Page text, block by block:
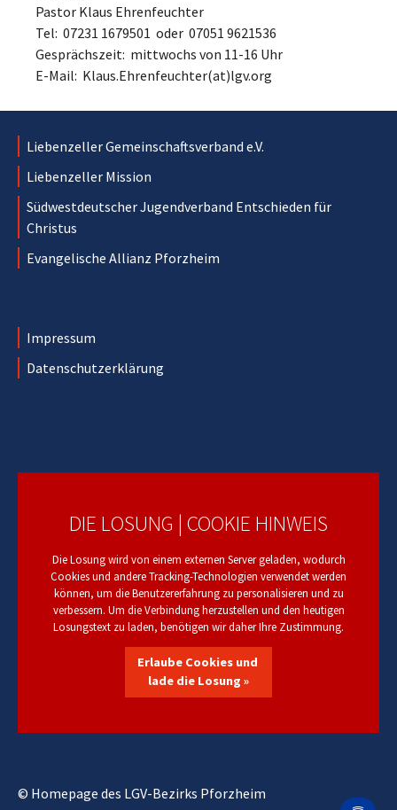
Pastor Klaus Ehrenfeuchter
Tel: 07231 1679501 oder 07051 9621536
Gesprächszeit: mittwochs von 11-16 Uhr
E-Mail: Klaus.Ehrenfeuchter(at)lgv.org
Liebenzeller Gemeinschaftsverband e.V.
Liebenzeller Mission
Südwestdeutscher Jugendverband Entschieden für
Christus
Evangelische Allianz Pforzheim
Impressum
Datenschutzerklärung
DIE LOSUNG | COOKIE HINWEIS
Die Losung wird von einem externen Server geladen, wodurch
Cookies und andere Tracking-Technologien verwendet werden
können, um die Benutzererfahrung zu personalisieren und zu
verbessern. Um die Verbindung herzustellen und den heutigen
Losungstext zu laden, benötigen wir daher Ihre Zustimmung.
Erlaube Cookies und
lade die Losung »
© Homepage des LGV-Bezirks Pforzheim